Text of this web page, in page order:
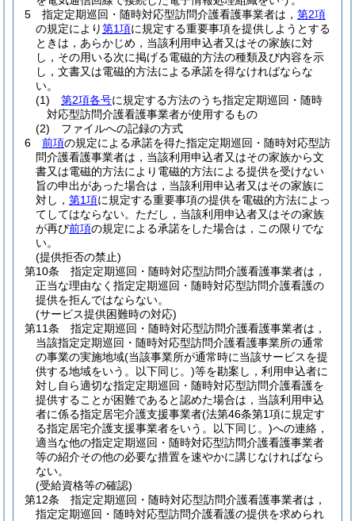
5
指定定期巡回・随時対応型訪問介護看護事業者は， 第2項
の規定により第1項に規定する重要事項を提供しようとする
ときは，あらかじめ，当該利用申込者又はその家族に対
し，その用いる次に掲げる電磁的方法の種類及び内容を示
し，文書又は電磁的方法による承諾を得なければならな
い。
(1)
第2項各号に規定する方法のうち指定定期巡回・随時
対応型訪問介護看護事業者が使用するもの
(2)
ファイルへの記録の方式
6
前項の規定による承諾を得た指定定期巡回・随時対応型訪
問介護看護事業者は，当該利用申込者又はその家族から文
書又は電磁的方法により電磁的方法による提供を受けない
旨の申出があった場合は，当該利用申込者又はその家族に
対し， 第1項に規定する重要事項の提供を電磁的方法によっ
てしてはならない。 ただし，当該利用申込者又はその家族
が再び前項の規定による承諾をした場合は，この限りでな
い。
(提供拒否の禁止)
第10条
指定定期巡回・随時対応型訪問介護看護事業者は，
正当な理由なく指定定期巡回・随時対応型訪問介護看護の
提供を拒んではならない。
(サービス提供困難時の対応)
第11条
指定定期巡回・随時対応型訪問介護看護事業者は，
当該指定定期巡回・随時対応型訪問介護看護事業所の通常
の事業の実施地域(当該事業所が通常時に当該サービスを提
供する地域をいう。以下同じ。)等を勘案し，利用申込者に
対し自ら適切な指定定期巡回・随時対応型訪問介護看護を
提供することが困難であると認めた場合は，当該利用申込
者に係る指定居宅介護支援事業者(法第46条第1項に規定す
る指定居宅介護支援事業者をいう。以下同じ。)への連絡，
適当な他の指定定期巡回・随時対応型訪問介護看護事業者
等の紹介その他の必要な措置を速やかに講じなければなら
ない。
(受給資格等の確認)
第12条
指定定期巡回・随時対応型訪問介護看護事業者は，
指定定期巡回・随時対応型訪問介護看護の提供を求められ